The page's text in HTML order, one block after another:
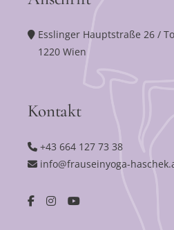
Esslinger Hauptstraße 26 /
1220 Wien
Kontakt
+43 664 127 73 38
info@frauseinyoga-